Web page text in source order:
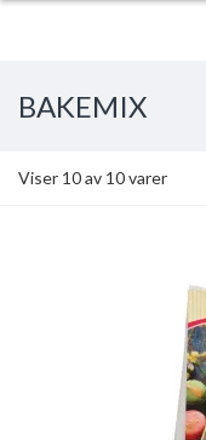
BAKEMIX
Viser 10av 10varer